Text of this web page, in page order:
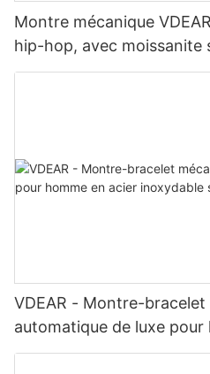
Montre mécanique
hip-hop, avec moissanite
strass, bijou de luxe.
VDEAR - Montre-bracelet
automatique de luxe pour
inoxydable sertie de